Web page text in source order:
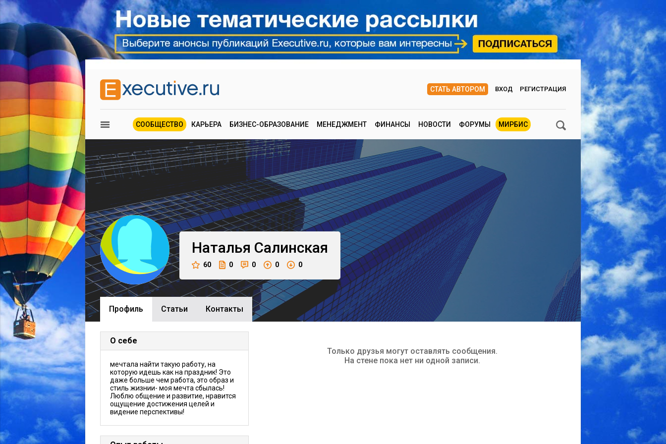
СТАТЬ АВТОРОМ ВХОД РЕГИСТРАЦИЯ
СООБЩЕСТВО КАРЬЕРА БИЗНЕС-ОБРАЗОВАНИЕ МЕНЕДЖМЕНТ ФИНАНСЫ НОВОСТИ ФОРУМЫ МИРБИС
Наталья Салинская
60 0 0 0 0
Профиль Cтатьи Контакты
О себе
мечтала найти такую работу, на
которую идешь как на праздник! Это
даже больше чем работа, это образ и
стиль жизнии- моя мечта сбылась!
Люблю общение и развитие, нравится
ощущение достижения целей и
видение перспективы!
Только друзья могут оставлять сообщения.
На стене пока нет ни одной записи.